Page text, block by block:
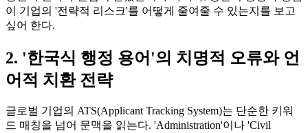
이 기업의 '전략적 리스크'를 어떻게 줄여줄 수 있는지를 보고
싶어 한다.
2. '한국식 행정 용어'의 치명적 오류와 언
어적 치환 전략
글로벌 기업의 ATS(Applicant Tracking System)는 단순한 키워
드 매칭을 넘어 문맥을 읽는다. 'Administration'이나 'Civil